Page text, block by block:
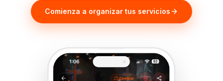
Comienza a organizar tus servicios